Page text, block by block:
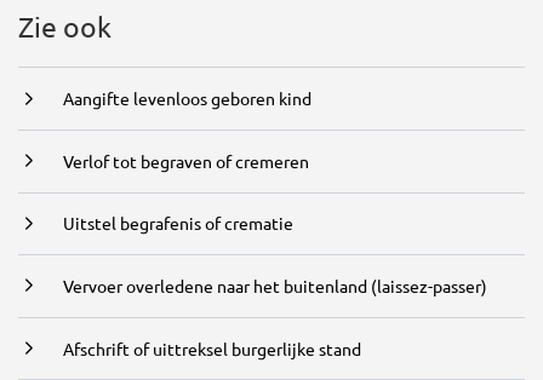
Zie ook
Aangifte levenloos geboren kind
Verlof tot begraven of cremeren
Uitstel begrafenis of crematie
Vervoer overledene naar het buitenland (laissez-passer)
Afschrift of uittreksel burgerlijke stand